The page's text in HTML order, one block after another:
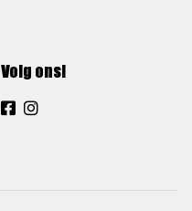
Volg ons!
Facebook